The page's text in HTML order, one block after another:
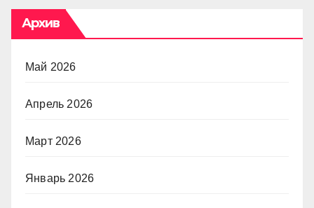
Архив
Май 2026
Апрель 2026
Март 2026
Январь 2026